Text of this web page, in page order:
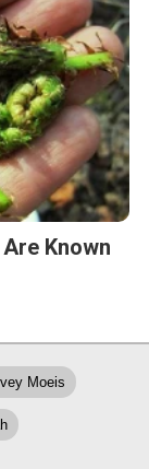
Known
Moeis